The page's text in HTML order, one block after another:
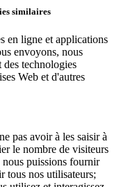
similaires
en ligne et applications
envoyons, nous
technologies
Web et d'autres
pas avoir à les saisir à
le nombre de visiteurs
puissions fournir
tous nos utilisateurs;